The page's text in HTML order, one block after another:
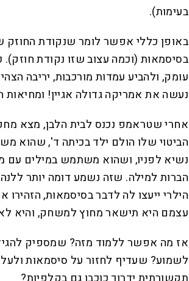
בעימות).
באופן כללי אפשר לומר שנקודת
בסיסמאות (וכמה עצוב שזו נקודת חוזק).
עומק, ולהביע עמדות מורכבות, יריבה
נעשה את אמריקה גדולה אגיין! ומחיאות
אחרי שטראמפ נכנס לבית הלבן, מצא
הביטוי שלו הולם ילד בכיתה ד', שהוא
הברות למילה. שזה נשמע דומה יותר
הילרי ייעצו לה לדבר בסיסמאות,
עצמם היא תישאר מחוץ למשחק, והיא
אז מה אפשר ללמוד מזה? שמספיק
לשמוע? שעדיף לחזור על סיסמאות